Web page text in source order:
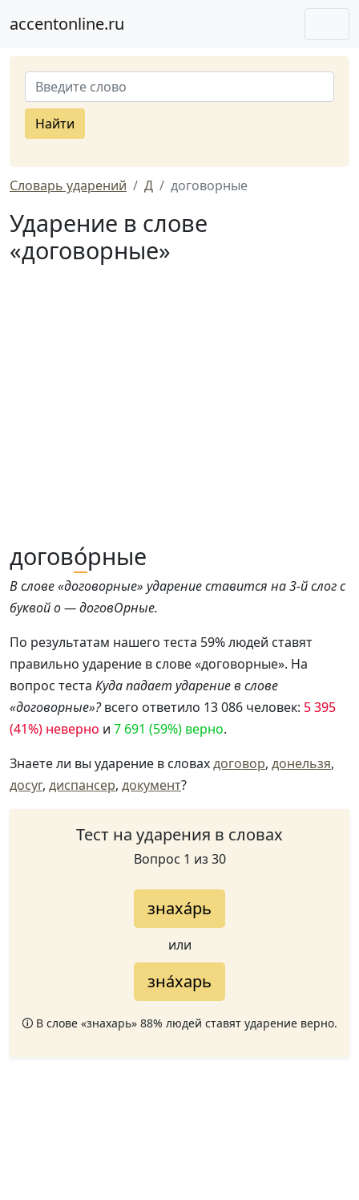
accentonline.ru
Найти
Словарь ударений Д договорные
Ударение в слове
«договорные»
догово́рные
В слове «договорные» ударение ставится на 3-й слог с
буквой о — договОрные.
По результатам нашего теста 59% людей ставят
правильно ударение в слове «договорные». На
вопрос теста Куда падает ударение в слове
«договорные»?всего ответило 13 086 человек: 5 395
(41%) неверно и 7 691 (59%) верно.
Знаете ли вы ударение в словахдоговор, донельзя,
досуг, диспансер, документ?
Тест на ударения в словах
Вопрос 1 из 30
знаха́рь
или
зна́харь
🛈 В слове «знахарь» 88% людей ставят ударение верно.